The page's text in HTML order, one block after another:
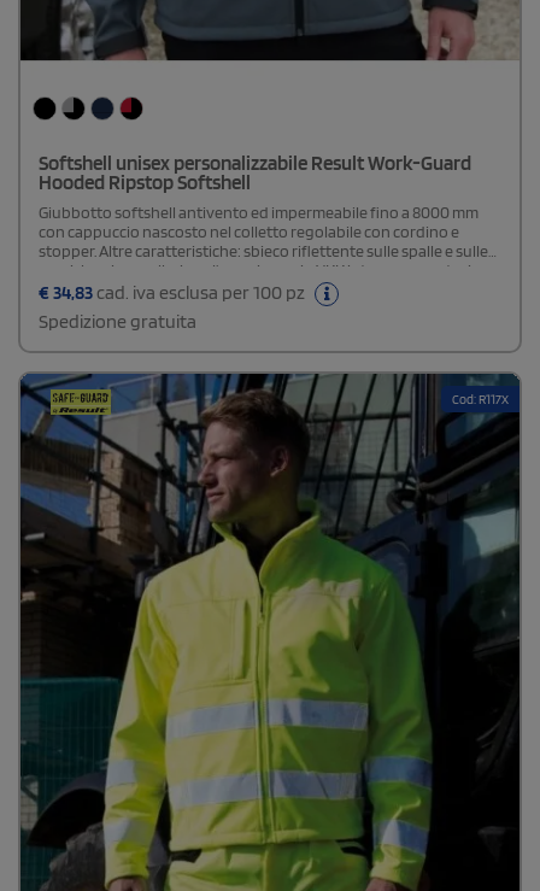
Softshell unisex personalizzabile Result Work-Guard
Hooded Ripstop Softshell
Giubbotto softshell antivento ed impermeabile fino a 8000 mm
con cappuccio nascosto nel colletto regolabile con cordino e
stopper. Altre caratteristiche: sbieco riflettente sulle spalle e sulle
maniche, zip ascellari per l’aerazione, zip YKK intera con protezione
interna; varie tasche interne, polsini con chiusura a strappo, base
€ 34,83 cad. iva esclusa per 100 pz
Spedizione gratuita
Cod: R117X